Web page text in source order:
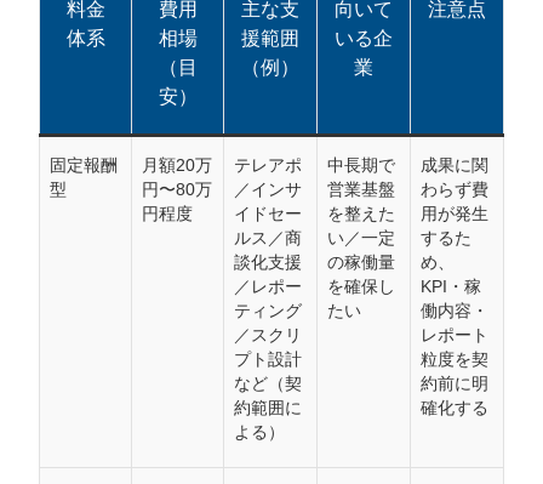
料金
体系
費用
相場
（目
安）
主な支
援範囲
（例）
向いて
いる企
業
注意点
固定報酬
型
月額20万
円〜80万
円程度
テレアポ
／インサ
イドセー
ルス／商
談化支援
／レポー
ティング
／スクリ
プト設計
など（契
約範囲に
よる）
中長期で
営業基盤
を整えた
い／一定
の稼働量
を確保し
たい
成果に関
わらず費
用が発生
するた
め、
KPI・稼
働内容・
レポート
粒度を契
約前に明
確化する